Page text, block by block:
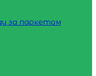
за паркетом